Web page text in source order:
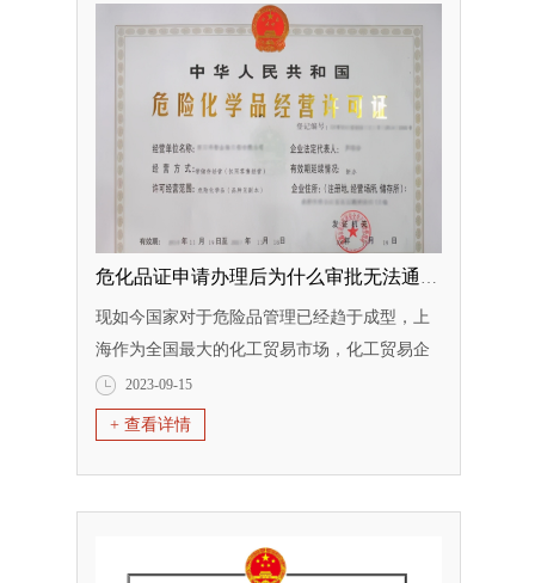
答与说明。 一般情况下，创业者...
危化品证申请办理后为什么审批无法通过？
现如今国家对于危险品管理已经趋于成型，上
海作为全国最大的化工贸易市场，化工贸易企
业也是众多，各个区在危险化学品贸易上都进
行了规范化管理。最近这几年从事化工行业的
企业都知道，现在化工行业的行政审批不好
批，尤其是各类化工企业出问题后导致现在张
危险化学品经营许可证难度增加不少，办理危
化证的也越来越多，那么现在申请危化证审批
2023-09-15
+ 查看详情